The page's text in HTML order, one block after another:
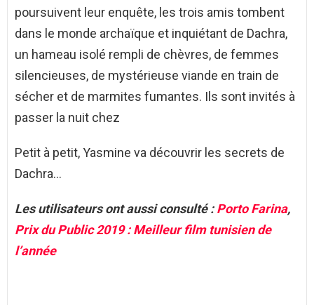
poursuivent leur enquête, les trois amis tombent
dans le monde archaïque et inquiétant de Dachra,
un hameau isolé rempli de chèvres, de femmes
silencieuses, de mystérieuse viande en train de
sécher et de marmites fumantes. Ils sont invités à
passer la nuit chez
Petit à petit, Yasmine va découvrir les secrets de
Dachra…
Les utilisateurs ont aussi consulté :Porto Farina,
Prix du Public 2019 : Meilleur film tunisien de
l’année